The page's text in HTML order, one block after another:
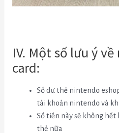
IV. Một số lưu ý
card:
Số dư thẻ nintendo
tài khoản nintendo và
Số tiền này sẽ không
thẻ nữa